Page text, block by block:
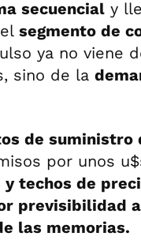
secuencial y
segmento de
ya no viene
sino de la
de suministro
por unos
techos de
previsibilidad
las memorias.